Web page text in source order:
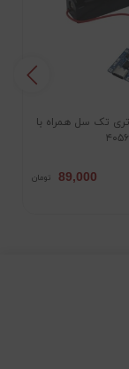
تک سل همراه با
89,000 تومان